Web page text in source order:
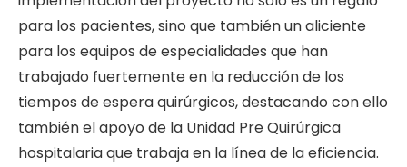
para los pacientes, sino que también un aliciente
para los equipos de especialidades que han
trabajado fuertemente en la reducción de los
tiempos de espera quirúrgicos, destacando con ello
también el apoyo de la Unidad Pre Quirúrgica
hospitalaria que trabaja en la línea de la eficiencia.